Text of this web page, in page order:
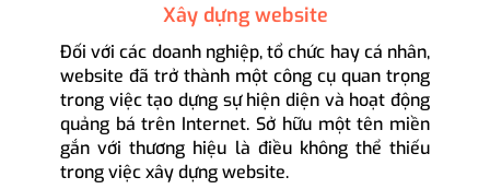
Xây dựng website
Đối với các doanh nghiệp, tổ chức hay cá nhân,
website đã trở thành một công cụ quan trọng
trong việc tạo dựng sự hiện diện và hoạt động
quảng bá trên Internet. Sở hữu một tên miền
gắn với thương hiệu là điều không thể thiếu
trong việc xây dựng website.